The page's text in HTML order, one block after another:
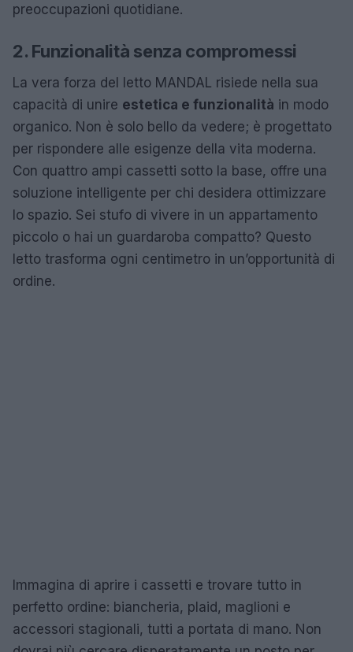
preoccupazioni quotidiane.
2. Funzionalità senza compromessi
La vera forza del letto MANDAL risiede nella sua
capacità di unire estetica e funzionalità in modo
organico. Non è solo bello da vedere; è progettato
per rispondere alle esigenze della vita moderna.
Con quattro ampi cassetti sotto la base, offre una
soluzione intelligente per chi desidera ottimizzare
lo spazio. Sei stufo di vivere in un appartamento
piccolo o hai un guardaroba compatto? Questo
letto trasforma ogni centimetro in un’opportunità di
ordine.
Immagina di aprire i cassetti e trovare tutto in
perfetto ordine: biancheria, plaid, maglioni e
accessori stagionali, tutti a portata di mano. Non